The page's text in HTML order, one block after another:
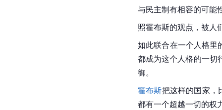
与民主制有相容的可能
照霍布斯的观点，被人
如此联合在一个人格里
都成为这个人格的一切
御。
霍布斯把这样的国家，
都有一个超越一切的